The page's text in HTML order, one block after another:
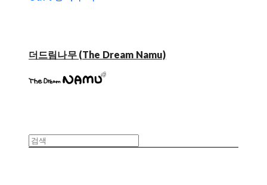
더드림나무 (The Dream Namu)